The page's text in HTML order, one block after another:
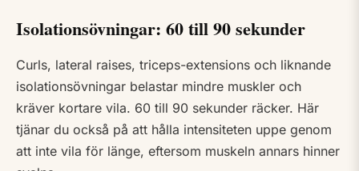
Isolationsövningar: 60 till 90 sekunder
Curls, lateral raises, triceps-extensions och liknande
isolationsövningar belastar mindre muskler och
kräver kortare vila. 60 till 90 sekunder räcker. Här
tjänar du också på att hålla intensiteten uppe genom
att inte vila för länge, eftersom muskeln annars hinner